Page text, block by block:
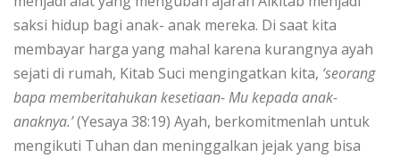
saksi hidup bagi anak- anak mereka. Di saat kita
membayar harga yang mahal karena kurangnya ayah
sejati di rumah, Kitab Suci mengingatkan kita, ‘seorang
bapa memberitahukan kesetiaan- Mu kepada anak-
anaknya.’(Yesaya 38:19) Ayah, berkomitmenlah untuk
mengikuti Tuhan dan meninggalkan jejak yang bisa